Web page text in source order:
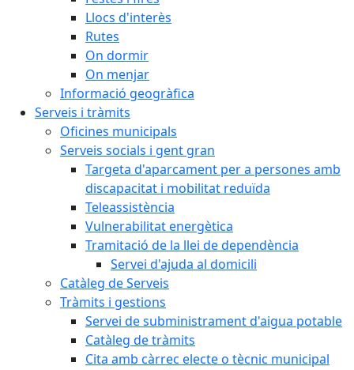
Llocs d'interès
Rutes
On dormir
On menjar
Informació geogràfica
Serveis i tràmits
Oficines municipals
Serveis socials i gent gran
Targeta d'aparcament per a persones amb
discapacitat i mobilitat reduïda
Teleassistència
Vulnerabilitat energètica
Tramitació de la llei de dependència
Servei d'ajuda al domicili
Catàleg de Serveis
Tràmits i gestions
Servei de subministrament d'aigua potable
Catàleg de tràmits
Cita amb càrrec electe o tècnic municipal